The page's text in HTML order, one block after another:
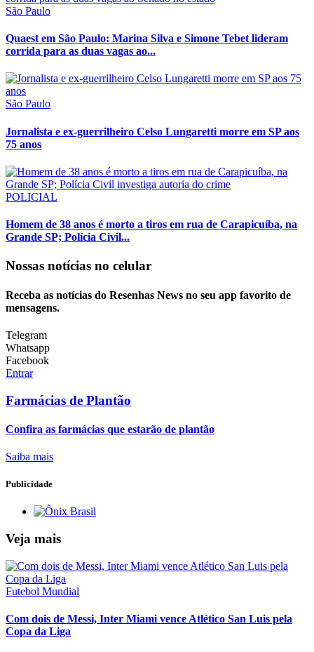
São Paulo
Quaest em São Paulo: Marina Silva e Simone Tebet lideram
corrida para as duas vagas ao...
São Paulo
Jornalista e ex-guerrilheiro Celso Lungaretti morre em SP aos
75 anos
POLICIAL
Homem de 38 anos é morto a tiros em rua de Carapicuíba, na
Grande SP; Polícia Civil...
Nossas notícias no celular
Receba as notícias do Resenhas News no seu app favorito de
mensagens.
Telegram
Whatsapp
Facebook
Entrar
Farmácias de Plantão
Confira as farmácias que estarão de plantão
Saiba mais
Publicidade
Veja mais
Futebol Mundial
Com dois de Messi, Inter Miami vence Atlético San Luis pela
Copa da Liga